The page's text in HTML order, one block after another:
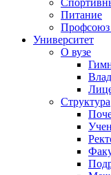
Питание
Профсоюз
Университет
О вузе
Структура